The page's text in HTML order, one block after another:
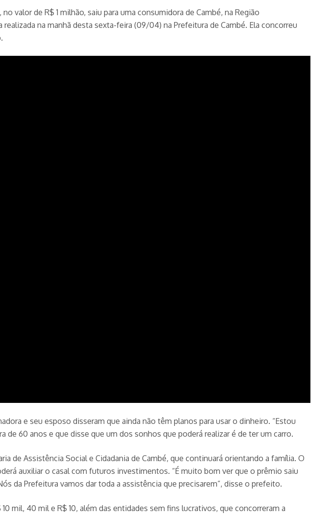
valor de R$ 1 milhão, saiu para uma consumidora de Cambé, na Região
na manhã desta sexta-feira (09/04) na Prefeitura de Cambé. Ela concorreu
e seu esposo disseram que ainda não têm planos para usar o dinheiro. “Estou
60 anos e que disse que um dos sonhos que poderá realizar é de ter um carro.
de Assistência Social e Cidadania de Cambé, que continuará orientando a família. O
auxiliar o casal com futuros investimentos. “É muito bom ver que o prêmio saiu
da Prefeitura vamos dar toda a assistência que precisarem”, disse o prefeito.
mil, 40 mil e R$ 10, além das entidades sem fins lucrativos, que concorreram a